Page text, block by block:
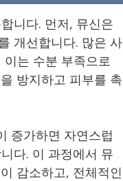
니다. 먼저, 뮤신은
개선합니다. 많은 사
는 수분 부족으로
방지하고 피부를 촉
증가하면 자연스럽
다. 이 과정에서 뮤
감소하고, 전체적인